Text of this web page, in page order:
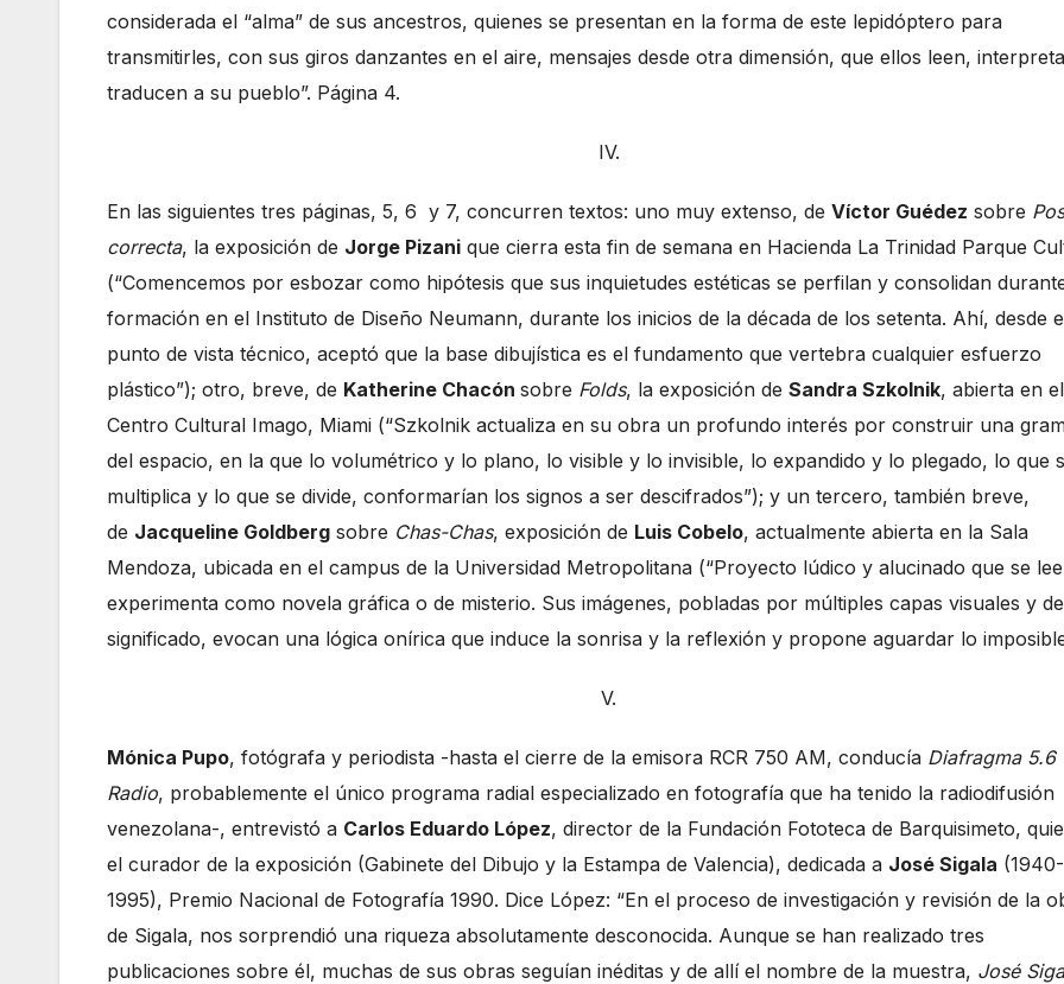
considerada el “alma” de sus ancestros, quienes se presentan en la forma de este lepidóptero para
transmitirles, con sus giros danzantes en el aire, mensajes desde otra dimensión, que ellos leen,
traducen a su pueblo”. Página 4.
IV.
En las siguientes tres páginas, 5, 6 y 7, concurren textos: uno muy extenso, de Víctor Guédez sobre
correcta, la exposición de Jorge Pizani que cierra esta fin de semana en Hacienda La Trinidad Parque
(“Comencemos por esbozar como hipótesis que sus inquietudes estéticas se perfilan y consolidan
formación en el Instituto de Diseño Neumann, durante los inicios de la década de los setenta. Ahí, desde
punto de vista técnico, aceptó que la base dibujística es el fundamento que vertebra cualquier esfuerzo
plástico”); otro, breve, de Katherine Chacón sobre Folds, la exposición de Sandra Szkolnik, abierta en el
Centro Cultural Imago, Miami (“Szkolnik actualiza en su obra un profundo interés por construir una
del espacio, en la que lo volumétrico y lo plano, lo visible y lo invisible, lo expandido y lo plegado, lo que
multiplica y lo que se divide, conformarían los signos a ser descifrados”); y un tercero, también breve,
de Jacqueline Goldberg sobre Chas-Chas, exposición de Luis Cobelo, actualmente abierta en la Sala
Mendoza, ubicada en el campus de la Universidad Metropolitana (“Proyecto lúdico y alucinado que se
experimenta como novela gráfica o de misterio. Sus imágenes, pobladas por múltiples capas visuales y de
significado, evocan una lógica onírica que induce la sonrisa y la reflexión y propone aguardar lo
V.
Mónica Pupo, fotógrafa y periodista -hasta el cierre de la emisora RCR 750 AM, conducía Diafragma 5.6
Radio, probablemente el único programa radial especializado en fotografía que ha tenido la radiodifusión
venezolana-, entrevistó a Carlos Eduardo López, director de la Fundación Fototeca de Barquisimeto,
el curador de la exposición (Gabinete del Dibujo y la Estampa de Valencia), dedicada a José Sigala (1940-
1995), Premio Nacional de Fotografía 1990. Dice López: “En el proceso de investigación y revisión de la
de Sigala, nos sorprendió una riqueza absolutamente desconocida. Aunque se han realizado tres
publicaciones sobre él, muchas de sus obras seguían inéditas y de allí el nombre de la muestra, José